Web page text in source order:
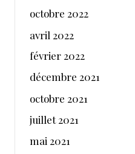
octobre 2022
avril 2022
février 2022
décembre 2021
octobre 2021
juillet 2021
mai 2021